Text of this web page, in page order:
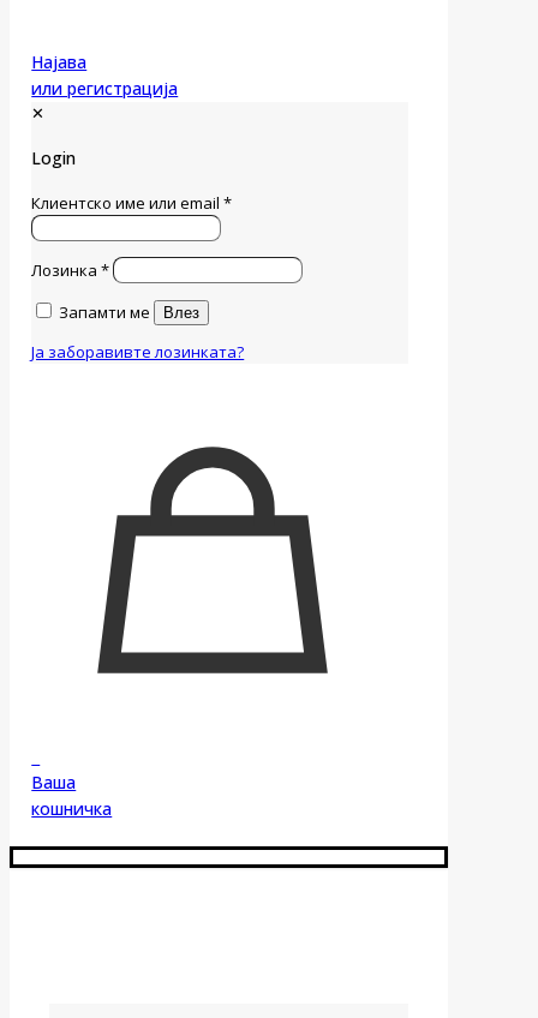
Најава
или регистрација
✕
Login
Клиентско име или email*
Лозинка*
Запамти ме
Влез
Ја заборавивте лозинката?
Ваша
кошничка